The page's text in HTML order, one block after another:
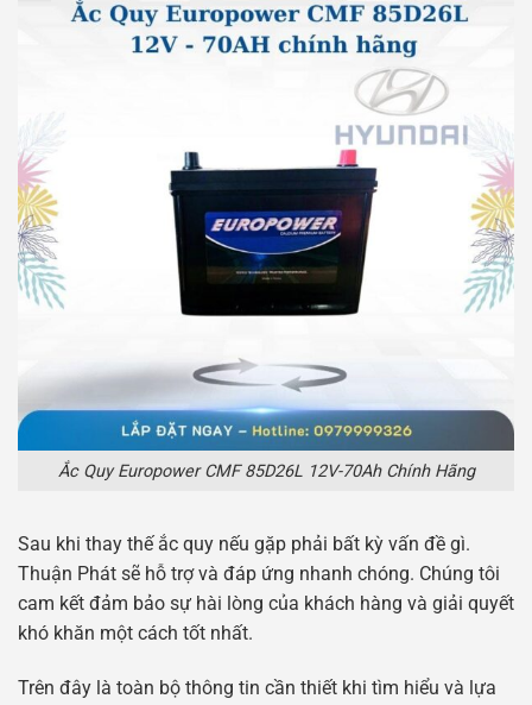
Ắc Quy Europower CMF 85D26L 12V-70Ah Chính Hãng
Sau khi thay thế ắc quy nếu gặp phải bất kỳ vấn đề gì.
Thuận Phát sẽ hỗ trợ và đáp ứng nhanh chóng. Chúng tôi
cam kết đảm bảo sự hài lòng của khách hàng và giải quyết
khó khăn một cách tốt nhất.
Trên đây là toàn bộ thông tin cần thiết khi tìm hiểu và lựa